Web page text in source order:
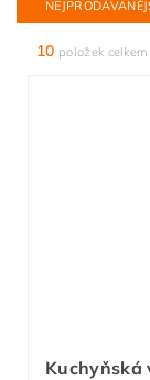
10 položek celkem
Kuchyňská